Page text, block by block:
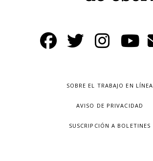
SOBRE EL TRABAJO EN LÍNEA
AVISO DE PRIVACIDAD
SUSCRIPCIÓN A BOLETINES